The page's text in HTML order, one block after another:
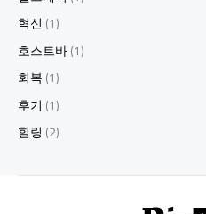
혁신(1)
호스트바(1)
회복(1)
후기 (1)
힐링 (2)